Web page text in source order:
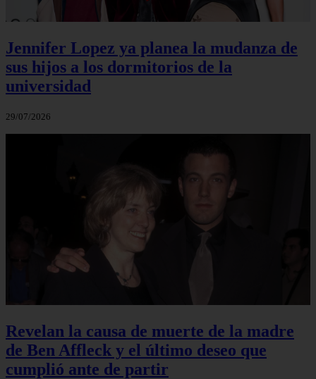
Jennifer Lopez ya planea la mudanza de
sus hijos a los dormitorios de la
universidad
29/07/2026
Revelan la causa de muerte de la madre
de Ben Affleck y el último deseo que
cumplió ante de partir